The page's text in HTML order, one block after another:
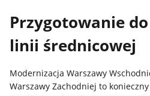
Przygotowanie
linii średnicowej
Modernizacja Warszawy
Warszawy Zachodniej to